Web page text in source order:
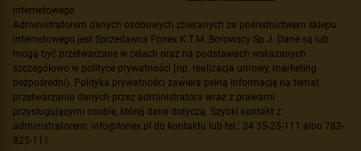
internetowego
Administratorem danych osobowych zbieranych za pośrednictwem sklepu
internetowego jest Sprzedawca Fonex K.T.M. Borowscy Sp.J. Dane są lub
mogą być przetwarzane w celach oraz na podstawach wskazanych
szczegółowo w polityce prywatności (np. realizacja umowy, marketing
bezpośredni). Polityka prywatności zawiera pełną informację na temat
przetwarzania danych przez administratora wraz z prawami
przysługującymi osobie, której dane dotyczą. Szybki kontakt z
administratorem: info@fonex.pl do kontaktu lub tel.: 34 35-25-111 albo 783-
825-111